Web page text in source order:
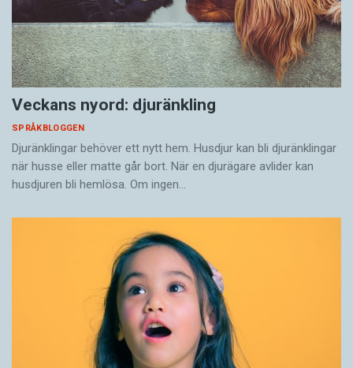
Veckans nyord: djuränkling
SPRÅKBLOGGEN
Djuränklingar behöver ett nytt hem. Husdjur kan bli djuränklingar
när husse eller matte går bort. När en djurägare avlider kan
husdjuren bli hemlösa. Om ingen…